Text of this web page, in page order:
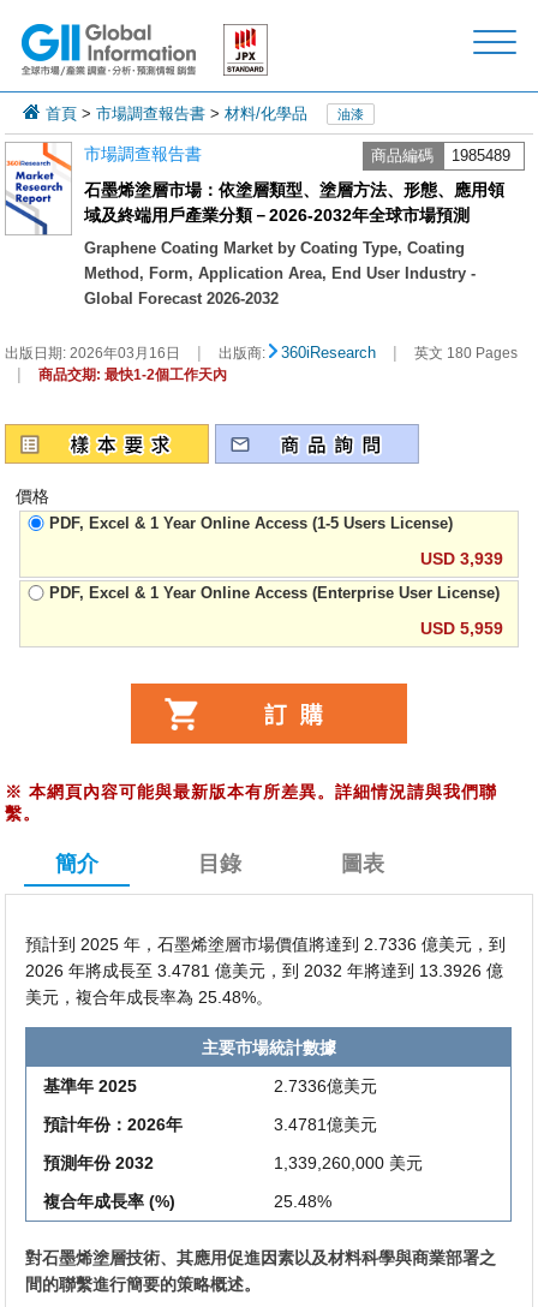
首頁 >市場調查報告書 >材料/化學品 油漆
市場調查報告書 商品編碼 1985489
石墨烯塗層市場：依塗層類型、塗層方法、形態、應用領
域及終端用戶產業分類－2026-2032年全球市場預測
Graphene Coating Market by Coating Type, Coating
Method, Form, Application Area, End User Industry -
Global Forecast 2026-2032
出版日期:2026年03月16日 | 出版商: 360iResearch | 英文 180 Pages
| 商品交期: 最快1-2個工作天內
價格
PDF, Excel & 1 Year Online Access (1-5 Users License)
USD 3,939
PDF, Excel & 1 Year Online Access (Enterprise User License)
USD 5,959
※ 本網頁內容可能與最新版本有所差異。詳細情況請與我們聯
繫。
簡介 目錄 圖表
預計到 2025 年，石墨烯塗層市場價值將達到 2.7336 億美元，到
2026 年將成長至 3.4781 億美元，到 2032 年將達到 13.3926 億
美元，複合年成長率為 25.48%。
主要市場統計數據
基準年 2025
2.7336億美元
預計年份：2026年
3.4781億美元
預測年份 2032
1,339,260,000 美元
複合年成長率 (%)
25.48%
對石墨烯塗層技術、其應用促進因素以及材料科學與商業部署之
間的聯繫進行簡要的策略概述。